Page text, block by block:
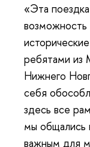
«Эта
возможность
ребятами из
Нижнего
себя
здесь все
мы общались
важным для